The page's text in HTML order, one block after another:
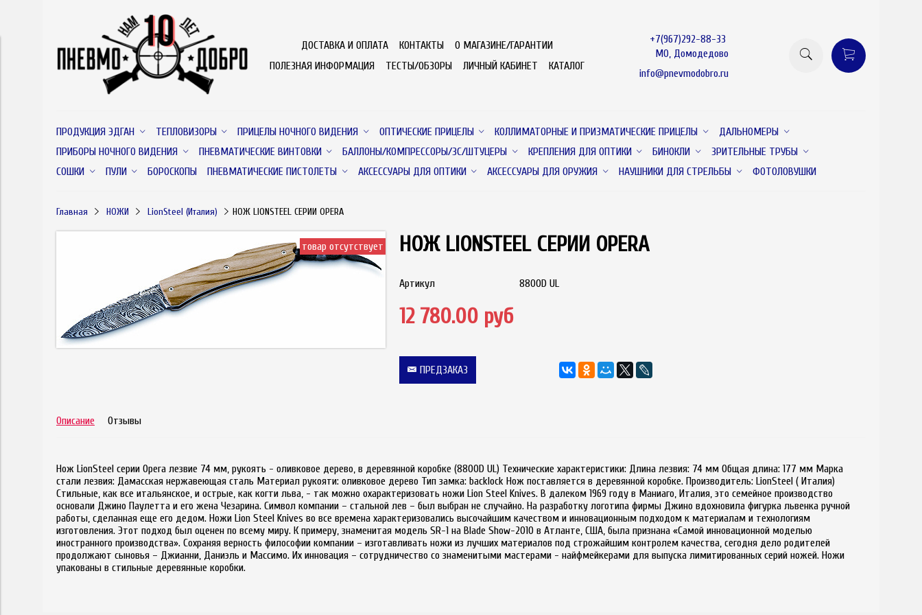
ДОСТАВКА И ОПЛАТА КОНТАКТЫ
О МАГАЗИНЕ/ГАРАНТИИ
ПОЛЕЗНАЯ ИНФОРМАЦИЯ
ТЕСТЫ/ОБЗОРЫ ЛИЧНЫЙ КАБИНЕТ КАТАЛОГ
+7(967)292-88-33
МО, Домодедово
info@pnevmodobro.ru
ПРОДУКЦИЯ ЭДГАН ТЕПЛОВИЗОРЫ ПРИЦЕЛЫ НОЧНОГО ВИДЕНИЯ ОПТИЧЕСКИЕ ПРИЦЕЛЫ КОЛЛИМАТОРНЫЕ И ПРИЗМАТИЧЕСКИЕ ПРИЦЕЛЫ
ДАЛЬНОМЕРЫ
ПРИБОРЫ НОЧНОГО ВИДЕНИЯ
ПНЕВМАТИЧЕСКИЕ ВИНТОВКИ БАЛЛОНЫ/КОМПРЕССОРЫ/ЗС/ШТУЦЕРЫ КРЕПЛЕНИЯ ДЛЯ ОПТИКИ БИНОКЛИ
ЗРИТЕЛЬНЫЕ ТРУБЫ
СОШКИ
ПУЛИ БОРОСКОПЫ ПНЕВМАТИЧЕСКИЕ ПИСТОЛЕТЫ АКСЕССУАРЫ ДЛЯ ОПТИКИ АКСЕССУАРЫ ДЛЯ ОРУЖИЯ НАУШНИКИ ДЛЯ СТРЕЛЬБЫ ФОТОЛОВУШКИ
Главная НОЖИ LionSteel (Италия) НОЖ LIONSTEEL СЕРИИ OPERA
товар отсутствует НОЖ LIONSTEEL СЕРИИ OPERA
Артикул 8800D UL
12 780.00 руб
ПРЕДЗАКАЗ
Описание Отзывы
Нож LionSteel серии Opera лезвие 74 мм, рукоять - оливковое дерево, в деревянной коробке (8800D UL) Технические характеристики: Длина лезвия: 74 мм Общая длина: 177 мм Марка
стали лезвия: Дамасская нержавеющая сталь Материал рукояти: оливковое дерево Тип замка: backlock Нож поставляется в деревянной коробке. Производитель: LionSteel ( Италия)
Стильные, как все итальянское, и острые, как когти льва, - так можно охарактеризовать ножи Lion Steel Knives. В далеком 1969 году в Маниаго, Италия, это семейное производство
основали Джино Паулетта и его жена Чезарина. Символ компании – стальной лев – был выбран не случайно. На разработку логотипа фирмы Джино вдохновила фигурка львенка ручной
работы, сделанная еще его дедом. Ножи Lion Steel Knives во все времена характеризовались высочайшим качеством и инновационным подходом к материалам и технологиям
изготовления. Этот подход был оценен по всему миру. К примеру, знаменитая модель SR-1 на Blade Show-2010 в Атланте, США, была признана «Самой инновационной моделью
иностранного производства». Сохраняя верность философии компании – изготавливать ножи из лучших материалов под строжайшим контролем качества, сегодня дело родителей
продолжают сыновья – Джианни, Даниэль и Массимо. Их инновация – сотрудничество со знаменитыми мастерами - найфмейкерами для выпуска лимитированных серий ножей. Ножи
упакованы в стильные деревянные коробки.